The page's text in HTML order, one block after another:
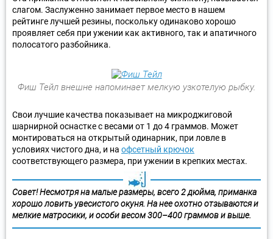
слагом. Заслуженно занимает первое место в нашем
рейтинге лучшей резины, поскольку одинаково хорошо
проявляет себя при ужении как активного, так и апатичного
полосатого разбойника.
Фиш Тейл внешне напоминает мелкую узкотелую рыбку.
Свои лучшие качества показывает на микроджиговой
шарнирной оснастке с весами от 1 до 4 граммов. Может
монтироваться на открытый одинарник, при ловле в
условиях чистого дна, и на офсетный крючок
соответствующего размера, при ужении в крепких местах.
Совет! Несмотря на малые размеры, всего 2 дюйма, приманка
хорошо ловить увесистого окуня. На нее охотно отзываются и
мелкие матросики, и особи весом 300–400 граммов и выше.